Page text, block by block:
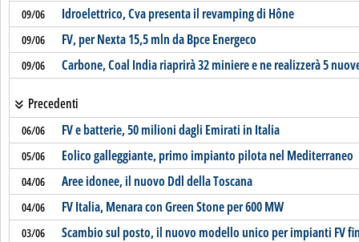
09/06 Idroelettrico, Cva presenta il revamping di Hône
09/06 FV, per Nexta 15,5 mln da Bpce Energeco
09/06 Carbone, Coal India riaprirà 32 miniere e ne realizzerà 5
Precedenti
06/06 FV e batterie, 50 milioni dagli Emirati in Italia
05/06 Eolico galleggiante, primo impianto pilota nel Mediterraneo
04/06 Aree idonee, il nuovo Ddl della Toscana
04/06 FV Italia, Menara con Green Stone per 600 MW
03/06 Scambio sul posto, il nuovo modello unico per impianti FV